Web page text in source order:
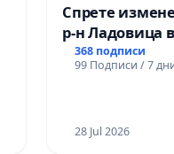
Спрете
р-н Ладовица
368 подписи
99 Подписи / 7
28 Jul 2026